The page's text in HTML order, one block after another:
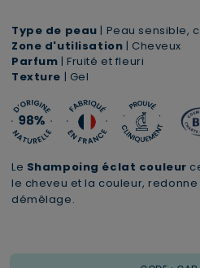
Type de peau | Peau sensible,
Zone d'utilisation | Cheveux
Parfum | Fruité et fleuri
Texture | Gel
Le Shampoing éclat couleur
le cheveu et la couleur,
démêlage.